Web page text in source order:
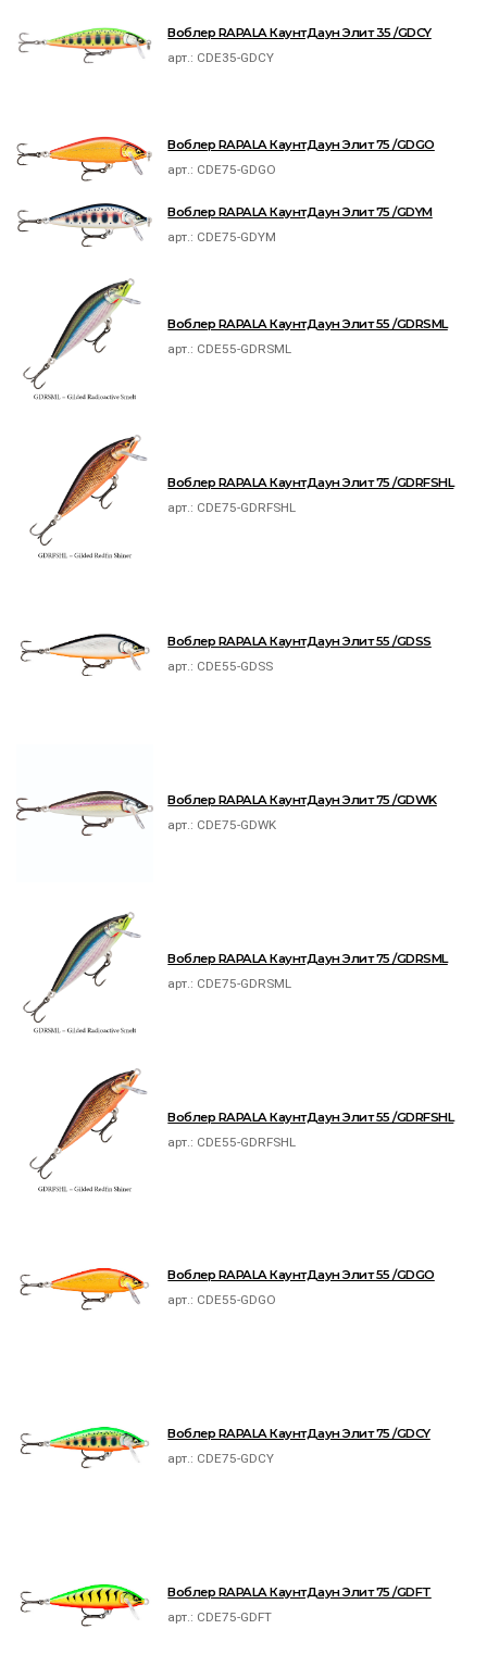
Воблер RAPALA КаунтДаун Элит 35 /GDCY
арт.: CDE35-GDCY
Воблер RAPALA КаунтДаун Элит 75 /GDGO
арт.: CDE75-GDGO
Воблер RAPALA КаунтДаун Элит 75 /GDYM
арт.: CDE75-GDYM
Воблер RAPALA КаунтДаун Элит 55 /GDRSML
арт.: CDE55-GDRSML
Воблер RAPALA КаунтДаун Элит 75 /GDRFSHL
арт.: CDE75-GDRFSHL
Воблер RAPALA КаунтДаун Элит 55 /GDSS
арт.: CDE55-GDSS
Воблер RAPALA КаунтДаун Элит 75 /GDWK
арт.: CDE75-GDWK
Воблер RAPALA КаунтДаун Элит 75 /GDRSML
арт.: CDE75-GDRSML
Воблер RAPALA КаунтДаун Элит 55 /GDRFSHL
арт.: CDE55-GDRFSHL
Воблер RAPALA КаунтДаун Элит 55 /GDGO
арт.: CDE55-GDGO
Воблер RAPALA КаунтДаун Элит 75 /GDCY
арт.: CDE75-GDCY
Воблер RAPALA КаунтДаун Элит 75 /GDFT
арт.: CDE75-GDFT